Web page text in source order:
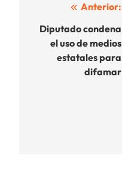
Navegación
de
entradas
Anterior:
Diputado condena
el uso de medios
estatales para
difamar